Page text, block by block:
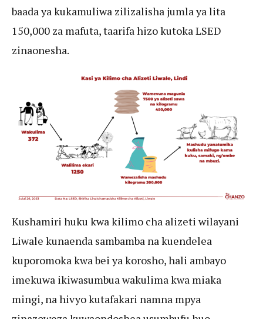
baada ya kukamuliwa zilizalisha jumla ya lita
150,000 za mafuta, taarifa hizo kutoka LSED
zinaonesha.
Kushamiri huku kwa kilimo cha alizeti wilayani
Liwale kunaenda sambamba na kuendelea
kuporomoka kwa bei ya korosho, hali ambayo
imekuwa ikiwasumbua wakulima kwa miaka
mingi, na hivyo kutafakari namna mpya